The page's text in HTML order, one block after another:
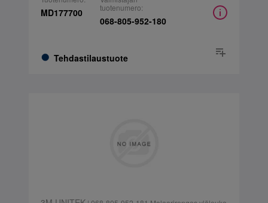
MD177700
Tehdastilaustuote
tuotenumero:
068-805-952-180